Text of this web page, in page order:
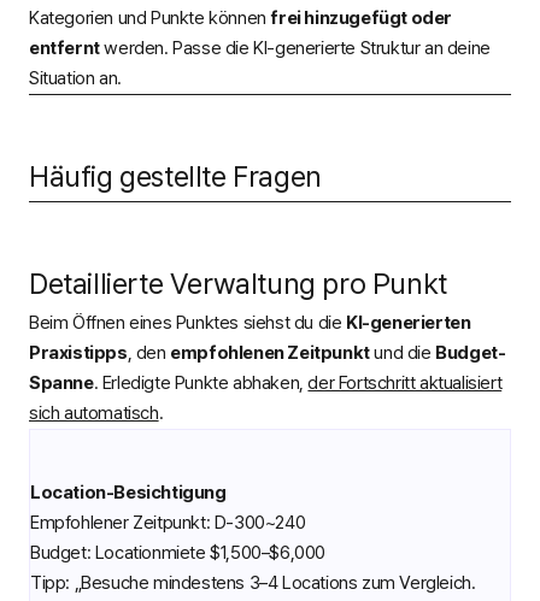
Kategorien und Punkte könnenfrei hinzugefügt oder
entferntwerden. Passe die KI-generierte Struktur an deine
Situation an.
Häufig gestellte Fragen
Detaillierte Verwaltung pro Punkt
Beim Öffnen eines Punktes siehst du die KI-generierten
Praxistipps, den empfohlenen Zeitpunktund die Budget-
Spanne. Erledigte Punkte abhaken,der Fortschritt aktualisiert
sich automatisch.
Location-Besichtigung
Empfohlener Zeitpunkt: D-300~240
Budget: Locationmiete $1,500–$6,000
Tipp: „Besuche mindestens 3–4 Locations zum Vergleich.